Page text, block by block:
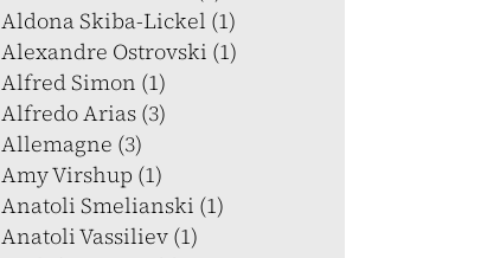
Aldona Skiba-Lickel (1)
Alexandre Ostrovski (1)
Alfred Simon (1)
Alfredo Arias (3)
Allemagne (3)
Amy Virshup (1)
Anatoli Smelianski (1)
Anatoli Vassiliev (1)